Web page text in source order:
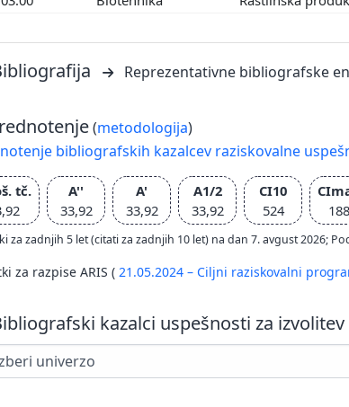
Reprezentativne bibliografske
(metodologija)
bibliografskih kazalcev raziskovalne
tč.
A''
33,92
A'
33,92
A1/2
33,92
CI10
524
188
za zadnjih 5 let (citati za zadnjih 10 let) na dan 7. avgust 2026;
za razpise ARIS ( 21.05.2024 – Ciljni raziskovalni
kazalci uspešnosti za izvolitev